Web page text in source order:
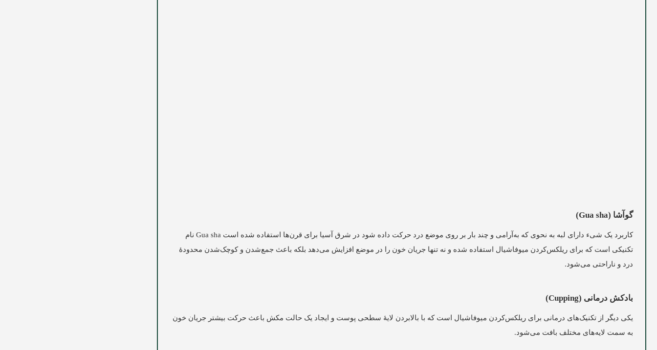
گوآشا (Gua sha)
کاربرد یک شیء دارای لبه به نحوی که به‌آرامی و چند بار بر روی موضع درد حرکت داده شود در شرق آسیا برای قرن‌ها استفاده شده است Gua sha نام
تکنیکی است که برای ریلکس‌کردن میوفاشیال استفاده شده و نه تنها جریان خون را در موضع افزایش می‌دهد بلکه باعث جمع‌شدن و کوچک‌شدن محدودۀ
درد و ناراحتی می‌شود.
بادکش درمانی (Cupping)
یکی دیگر از تکنیک‌های درمانی برای ریلکس‌کردن میوفاشیال است که با بالابردن لایۀ سطحی پوست و ایجاد یک حالت مکش باعث حرکت بیشتر جریان خون
به سمت لایه‌های مختلف بافت می‌شود.